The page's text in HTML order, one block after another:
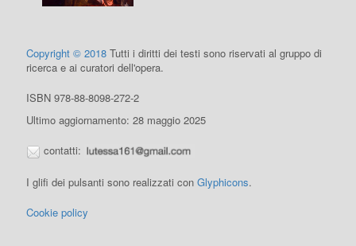
Copyright © 2018 Tutti i diritti dei testi sono riservati al gruppo di
ricerca e ai curatori dell'opera.
ISBN 978-88-8098-272-2
Ultimo aggiornamento: 28 maggio 2025
contatti:
I glifi dei pulsanti sono realizzati conGlyphicons.
Cookie policy